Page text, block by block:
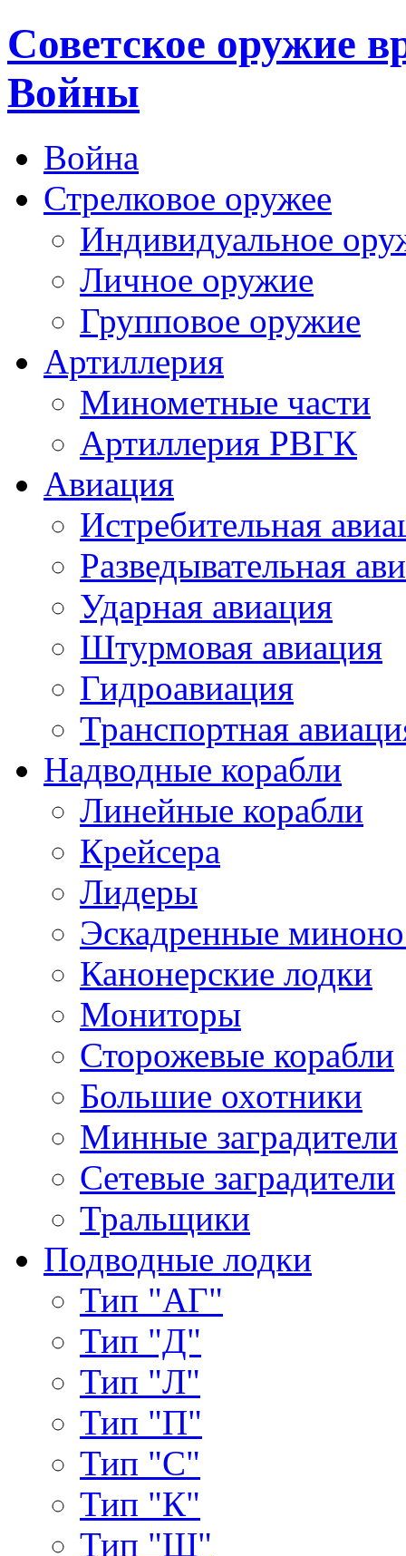
Cоветское оружие
Войны
Война
Стрелковое оружее
Индивидуальное
Личное оружие
Групповое оружие
Артиллерия
Минометные части
Артиллерия РВГК
Авиация
Истребительная
Разведывательная
Ударная авиация
Штурмовая авиация
Гидроавиация
Транспортная
Надводные корабли
Линейные корабли
Крейсера
Лидеры
Эскадренные
Канонерские лодки
Мониторы
Сторожевые корабли
Большие охотники
Минные заградители
Сетевые заградители
Тральщики
Подводные лодки
Тип "АГ"
Тип "Д"
Тип "Л"
Тип "П"
Тип "С"
Тип "К"
Тип "Щ"